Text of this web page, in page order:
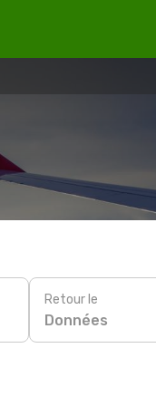
Retour le
Données